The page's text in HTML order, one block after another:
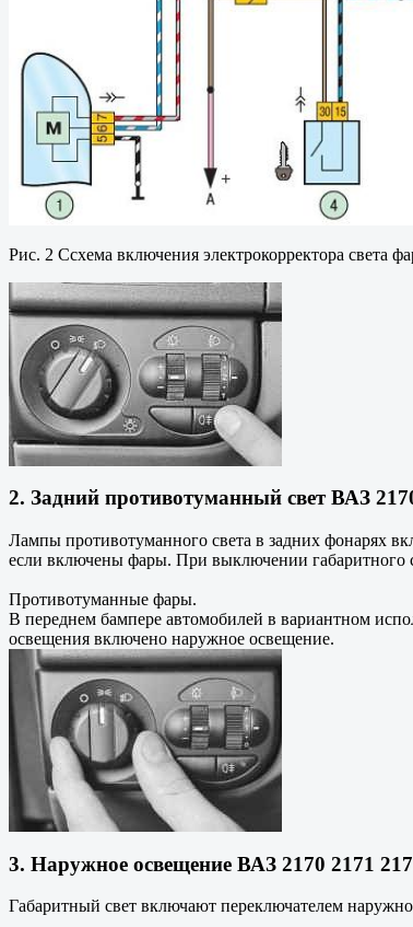
Рис. 2 Ссхема включения электрокорректора света
2. Задний противотуманный свет ВАЗ
Лампы противотуманного света в задних фонарях
если включены фары. При выключении габаритного
Противотуманные фары.
В переднем бампере автомобилей в вариантном
освещения включено наружное освещение.
3. Наружное освещение ВАЗ 2170 2171
Габаритный свет включают переключателем